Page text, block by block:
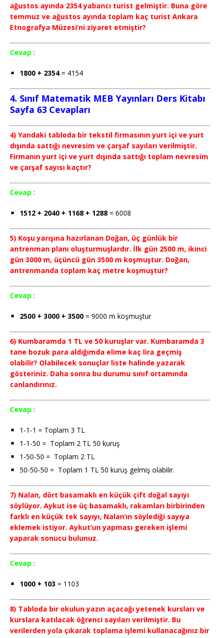
ağustos ayında 2354 yabancı turist gelmiştir. Buna göre
temmuz ve ağustos ayında toplam kaç turist Ankara
Etnografya Müzesi’ni ziyaret etmiştir?
Cevap :
1800 + 2354= 4154
4. Sınıf Matematik MEB Yayınları Ders Kitabı
Sayfa 63 Cevapları
4) Yandaki tabloda bir tekstil firmasının yurt içi ve yurt
dışında sattığı nevresim ve çarşaf sayıları verilmiştir.
Firmanın yurt içi ve yurt dışında sattığı toplam nevresim
ve çarşaf sayısı kaçtır?
Cevap :
1512 + 2040 + 1168 + 1288 = 6008
5) Koşu yarışına hazırlanan Doğan, üç günlük bir
antrenman planı oluşturmuşlardır. İlk gün 2500 m, ikinci
gün 3000 m, üçüncü gün 3500 m koşmuştur. Doğan,
antrenmanda toplam kaç metre koşmuştur?
Cevap :
2500 + 3000 + 3500 = 9000 m koşmuştur
6) Kumbaramda 1 TL ve 50 kuruşlar var. Kumbaramda 3
tane bozuk para aldığımda elime kaç lira geçmiş
olabilir? Olabilecek sonuçlar liste halinde yazarak
gösteriniz. Daha sonra bu durumu sınıf ortamında
canlandırınız.
Cevap :
1-1-1 = Toplam 3 TL
1-1-50 = Toplam 2 TL 50 kuruş
1-50-50 = Toplam 2 TL
50-50-50 = Toplam 1 TL 50 kuruş gelmiş olabilir.
7) Nalan, dört basamaklı en küçük çift doğal sayıyı
söylüyor. Aykut ise üç basamaklı, rakamları birbirinden
farklı en küçük tek sayıyı, Nalan’ın söylediği sayıya
eklemek istiyor. Aykut’un yapması gereken işlemi
yaparak sonucu bulunuz.
Cevap :
1000 + 103 = 1103
8) Tabloda bir okulun yazın açacağı yetenek kursları ve
kurslara katılacak öğrenci sayıları verilmiştir. Bu
verilerden yola çıkarak toplama işlemi kullanacağınız bir